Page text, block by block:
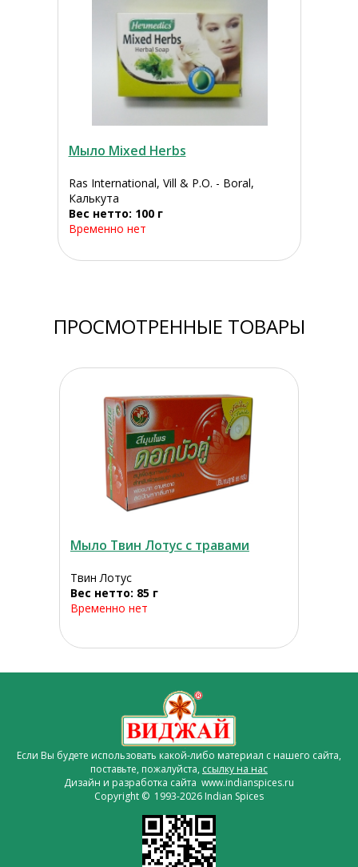
Мыло Mixed Herbs
Ras International, Vill & P.O. - Boral,
Калькута
Вес нетто: 100 г
Временно нет
ПРОСМОТРЕННЫЕ ТОВАРЫ
Мыло Твин Лотус с травами
Твин Лотус
Вес нетто: 85 г
Временно нет
Если Вы будете использовать какой-либо материал с нашего сайта,
поставьте, пожалуйста, ссылку на нас
Дизайн и разработка сайта www.indianspices.ru
Copyright © 1993-2026 Indian Spices